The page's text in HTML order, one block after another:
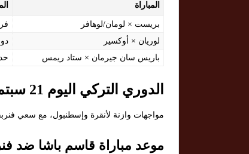
المباراة
بريست × لومان/لوهافر
لوريان × أوكسير
باريس سان جيرمان × ستاد ريمس
الدوري التركي اليوم 21 سبتمبر 2025
مواجهات وازنة لأنقرة وإسطنبول، مع سعي
موعد مباراة قاسم باشا ضد